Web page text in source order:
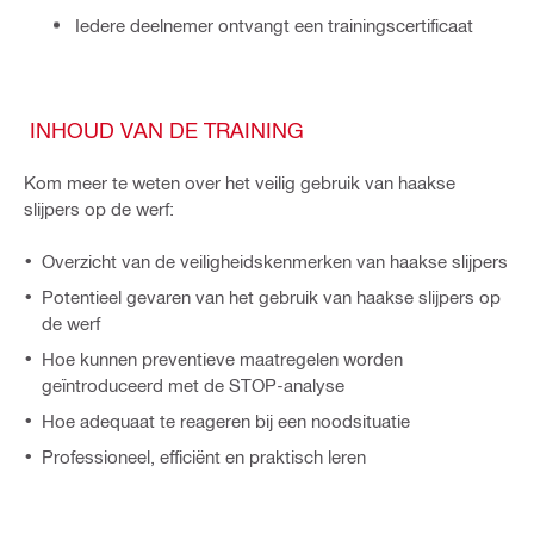
Iedere deelnemer ontvangt een trainingscertificaat
INHOUD VAN DE TRAINING
Kom meer te weten over het veilig gebruik van haakse
slijpers op de werf:
Overzicht van de veiligheidskenmerken van haakse slijpers
Potentieel gevaren van het gebruik van haakse slijpers op
de werf
Hoe kunnen preventieve maatregelen worden
geïntroduceerd met de STOP-analyse
Hoe adequaat te reageren bij een noodsituatie
Professioneel, efficiënt en praktisch leren